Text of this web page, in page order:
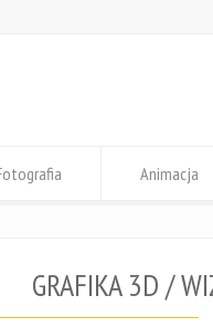
Animacja
GRAFIKA 3D /